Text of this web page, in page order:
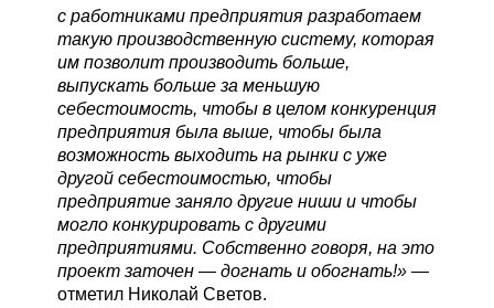
с работниками предприятия разработаем
такую производственную систему, которая
им позволит производить больше,
выпускать больше за меньшую
себестоимость, чтобы в целом конкуренция
предприятия была выше, чтобы была
возможность выходить на рынки с уже
другой себестоимостью, чтобы
предприятие заняло другие ниши и чтобы
могло конкурировать с другими
предприятиями. Собственно говоря, на это
проект заточен — догнать и обогнать!» —
отметил Николай Светов.